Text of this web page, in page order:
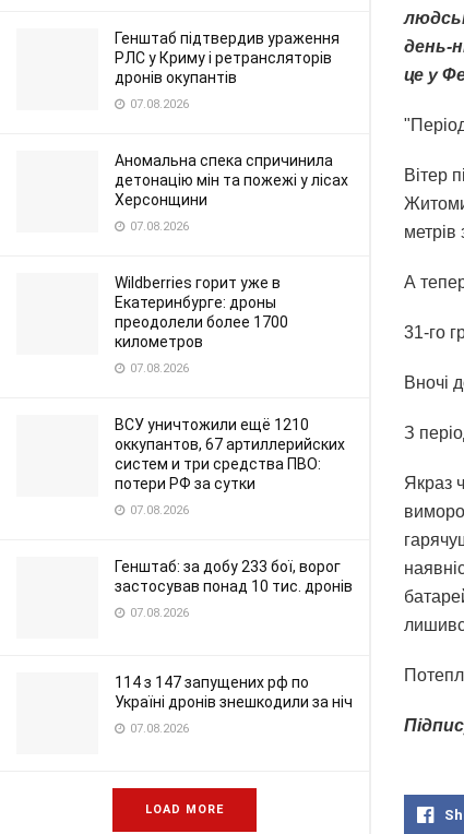
Генштаб підтвердив ураження
РЛС у Криму і ретрансляторів
дронів окупантів
07.08.2026
Аномальна спека спричинила
детонацію мін та пожежі у лісах
Херсонщини
07.08.2026
Wildberries горит уже в
Екатеринбурге: дроны
преодолели более 1700
километров
07.08.2026
ВСУ уничтожили ещё 1210
оккупантов, 67 артиллерийских
систем и три средства ПВО:
потери РФ за сутки
07.08.2026
Генштаб: за добу 233 бої, ворог
застосував понад 10 тис. дронів
07.08.2026
114 з 147 запущених рф по
Україні дронів знешкодили за ніч
07.08.2026
LOAD MORE
день-
це у
Вітер
метрів
А
31-го
Вночі
З
Якраз